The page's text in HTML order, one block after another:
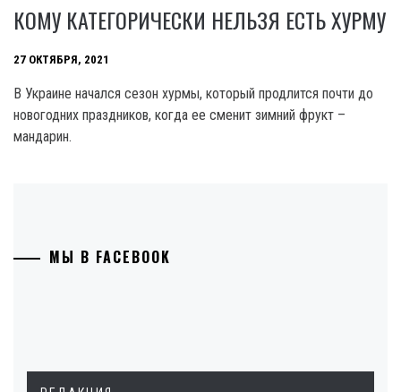
КОМУ КАТЕГОРИЧЕСКИ НЕЛЬЗЯ ЕСТЬ ХУРМУ
27 ОКТЯБРЯ, 2021
В Украине начался сезон хурмы, который продлится почти до
новогодних праздников, когда ее сменит зимний фрукт –
мандарин.
МЫ В FACEBOOK